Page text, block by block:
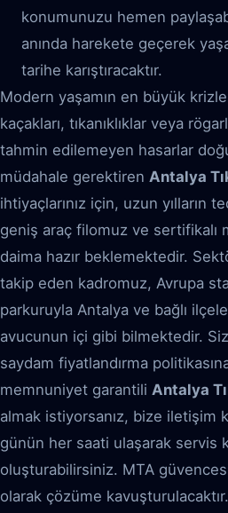
konumunuzu hemen
anında harekete geçerek
tarihe karıştıracaktır.
Modern yaşamın en büyük
kaçakları, tıkanıklıklar veya
tahmin edilemeyen hasarlar
müdahale gerektiren Antalya
ihtiyaçlarınız için, uzun yılların
geniş araç filomuz ve sertifikalı
daima hazır beklemektedir.
takip eden kadromuz, Avrupa
parkuruyla Antalya ve bağlı
avucunun içi gibi bilmektedir.
saydam fiyatlandırma
memnuniyet garantili Antalya
almak istiyorsanız, bize iletişim
günün her saati ulaşarak servis
oluşturabilirsiniz. MTA
olarak çözüme kavuşturulacaktır.